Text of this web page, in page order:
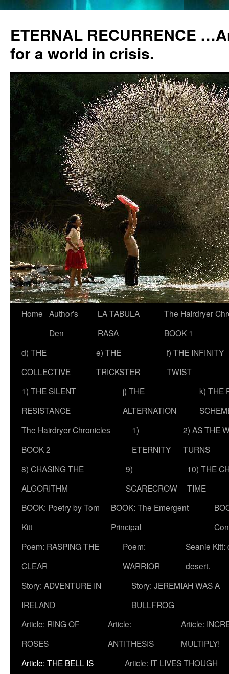
ETERNAL RECURRENCE
for a world in crisis.
Skip
content
Home Author’s
Den
LA TABULA
RASA
The Hairdryer
BOOK 1
d) THE
COLLECTIVE
e) THE
TRICKSTER
f) THE INFINITY
TWIST
1) THE SILENT
RESISTANCE
j) THE
ALTERNATION
k) THE
The Hairdryer Chronicles
BOOK 2
1)
ETERNITY
2) AS THE
TURNS
8) CHASING THE
ALGORITHM
9)
SCARECROW
10) THE
TIME
BOOK: Poetry by Tom
Kitt
BOOK: The Emergent
Principal
Poem: RASPING THE
CLEAR
Poem:
WARRIOR
Seanie Kitt:
desert.
Story: ADVENTURE IN
IRELAND
Story: JEREMIAH WAS A
BULLFROG
Article: RING OF
ROSES
Article:
ANTITHESIS
Article:
MULTIPLY!
Article: THE BELL IS
Article: IT LIVES THOUGH